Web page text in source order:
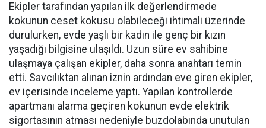
Ekipler tarafından yapılan ilk değerlendirmede
kokunun ceset kokusu olabileceği ihtimali üzerinde
durulurken, evde yaşlı bir kadın ile genç bir kızın
yaşadığı bilgisine ulaşıldı. Uzun süre ev sahibine
ulaşmaya çalışan ekipler, daha sonra anahtarı temin
etti. Savcılıktan alınan iznin ardından eve giren ekipler,
ev içerisinde inceleme yaptı. Yapılan kontrollerde
apartmanı alarma geçiren kokunun evde elektrik
sigortasının atması nedeniyle buzdolabında unutulan